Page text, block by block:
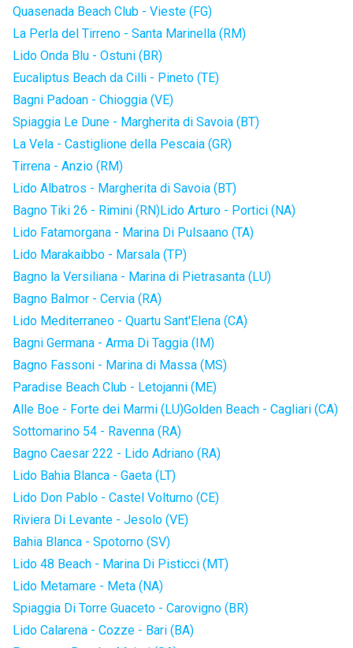
Quasenada Beach Club - Vieste (FG)
La Perla del Tirreno - Santa Marinella (RM)
Lido Onda Blu - Ostuni (BR)
Eucaliptus Beach da Cilli - Pineto (TE)
Bagni Padoan - Chioggia (VE)
Spiaggia Le Dune - Margherita di Savoia (BT)
La Vela - Castiglione della Pescaia (GR)
Tirrena - Anzio (RM)
Lido Albatros - Margherita di Savoia (BT)
Bagno Tiki 26 - Rimini (RN)Lido Arturo - Portici (NA)
Lido Fatamorgana - Marina Di Pulsaano (TA)
Lido Marakaibbo - Marsala (TP)
Bagno la Versiliana - Marina di Pietrasanta (LU)
Bagno Balmor - Cervia (RA)
Lido Mediterraneo - Quartu Sant'Elena (CA)
Bagni Germana - Arma Di Taggia (IM)
Bagno Fassoni - Marina di Massa (MS)
Paradise Beach Club - Letojanni (ME)
Alle Boe - Forte dei Marmi (LU)Golden Beach - Cagliari (CA)
Sottomarino 54 - Ravenna (RA)
Bagno Caesar 222 - Lido Adriano (RA)
Lido Bahia Blanca - Gaeta (LT)
Lido Don Pablo - Castel Volturno (CE)
Riviera Di Levante - Jesolo (VE)
Bahia Blanca - Spotorno (SV)
Lido 48 Beach - Marina Di Pisticci (MT)
Lido Metamare - Meta (NA)
Spiaggia Di Torre Guaceto - Carovigno (BR)
Lido Calarena - Cozze - Bari (BA)